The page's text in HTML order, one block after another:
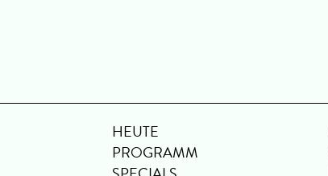
HEUTE
PROGRAMM